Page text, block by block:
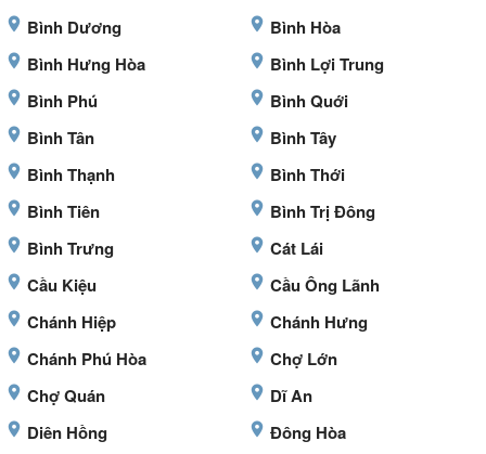
Bình Dương
Bình Hòa
Bình Hưng Hòa
Bình Lợi Trung
Bình Phú
Bình Quới
Bình Tân
Bình Tây
Bình Thạnh
Bình Thới
Bình Tiên
Bình Trị Đông
Bình Trưng
Cát Lái
Cầu Kiệu
Cầu Ông Lãnh
Chánh Hiệp
Chánh Hưng
Chánh Phú Hòa
Chợ Lớn
Chợ Quán
Dĩ An
Diên Hồng
Đông Hòa